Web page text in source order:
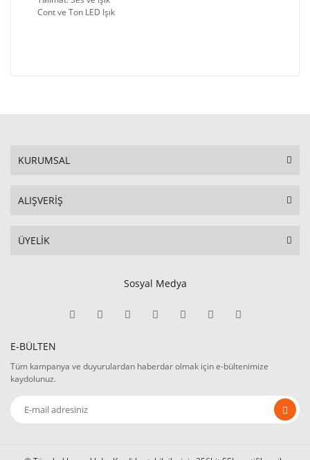
Cont ve Ton LED Işık
KURUMSAL
ALIŞVERİŞ
ÜYELİK
Sosyal Medya
E-BÜLTEN
Tüm kampanya ve duyurulardan haberdar olmak için e-bültenimize
kaydolunuz.